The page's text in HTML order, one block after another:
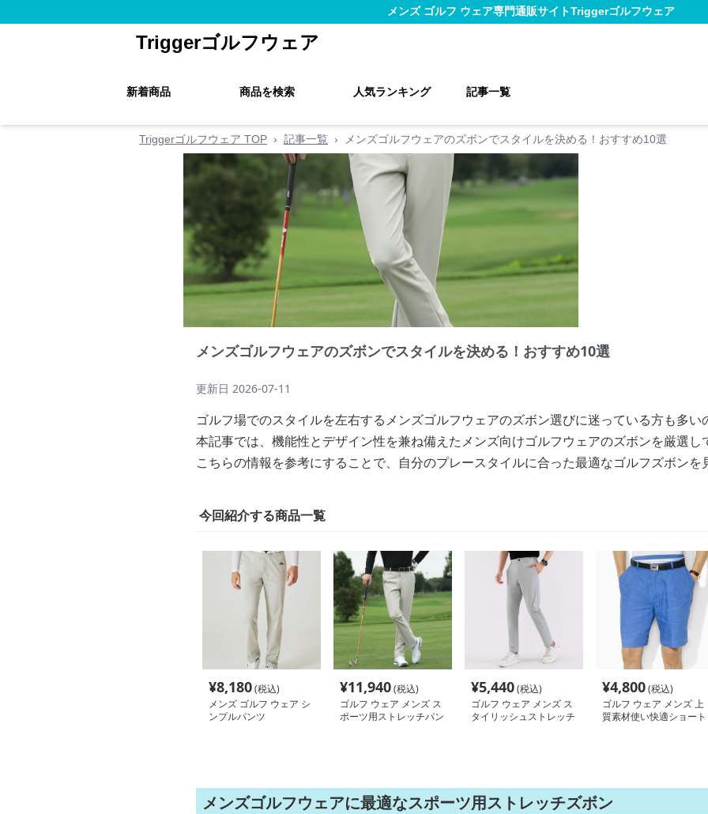
メンズ ゴルフ ウェア専門通販サイトTriggerゴルフウェア
Triggerゴルフウェア
新着商品 商品を検索 人気ランキング 記事一覧
Triggerゴルフウェア TOP › 記事一覧 › メンズゴルフウェアのズボンでスタイルを決める！おすすめ10選
メンズゴルフウェアのズボンでスタイルを決める！おすすめ10選
更新日 2026-07-11
ゴルフ場でのスタイルを左右するメンズゴルフウェアのズボン選びに迷っている方も多
本記事では、機能性とデザイン性を兼ね備えたメンズ向けゴルフウェアのズボンを厳選し
こちらの情報を参考にすることで、自分のプレースタイルに合った最適なゴルフズボン
今回紹介する商品一覧
¥8,180(税込)
メンズ ゴルフ ウェア シ
ンプルパンツ
¥11,940(税込)
ゴルフ ウェア メンズ ス
ポーツ用ストレッチパン
¥5,440(税込)
ゴルフ ウェア メンズ ス
タイリッシュストレッチ
¥4,800(税込)
ゴルフ ウェア メンズ 上
質素材使い快適ショート
メンズゴルフウェアに最適なスポーツ用ストレッチズボン